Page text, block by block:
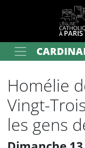
Votre recherche
Homélie
Vingt-
les gens
Panneau de gestion